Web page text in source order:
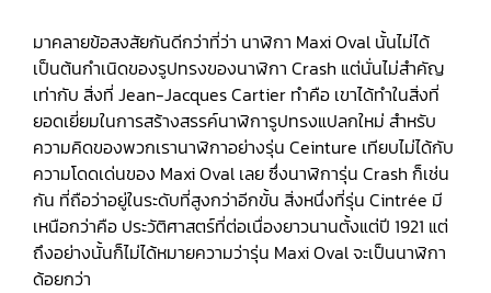
มาคลายข้อสงสัยกันดีกว่าที่ว่า นาฬิกา Maxi Oval นั้นไม่ได้
เป็นต้นกำเนิดของรูปทรงของนาฬิกา Crash แต่นั่นไม่สำคัญ
เท่ากับ สิ่งที่ Jean-Jacques Cartier ทำคือ เขาได้ทำในสิ่งที่
ยอดเยี่ยมในการสร้างสรรค์นาฬิการูปทรงแปลกใหม่ สำหรับ
ความคิดของพวกเรานาฬิกาอย่างรุ่น Ceinture เทียบไม่ได้กับ
ความโดดเด่นของ Maxi Oval เลย ซึ่งนาฬิการุ่น Crash ก็เช่น
กัน ที่ถือว่าอยู่ในระดับที่สูงกว่าอีกขั้น สิ่งหนึ่งที่รุ่น Cintrée มี
เหนือกว่าคือ ประวัติศาสตร์ที่ต่อเนื่องยาวนานตั้งแต่ปี 1921 แต่
ถึงอย่างนั้นก็ไม่ได้หมายความว่ารุ่น Maxi Oval จะเป็นนาฬิกา
ด้อยกว่า